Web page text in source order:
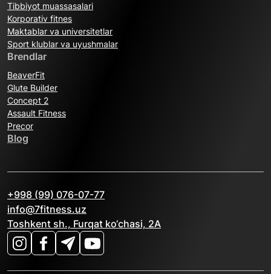
Tibbiyot muassasalari
Korporativ fitnes
Maktablar va universitetlar
Sport klublar va uyushmalar
Brendlar
BeaverFit
Glute Builder
Concept 2
Assault Fitness
Precor
Blog
+998 (99) 076-07-77
info@7fitness.uz
Toshkent sh., Furqat ko‘chasi, 2A